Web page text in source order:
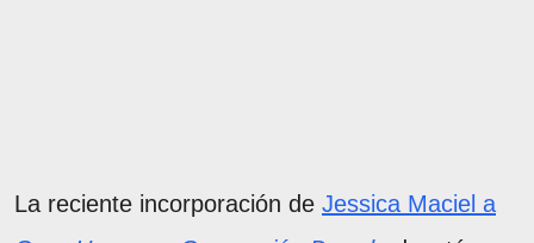
La reciente incorporación de Jessica Maciel a